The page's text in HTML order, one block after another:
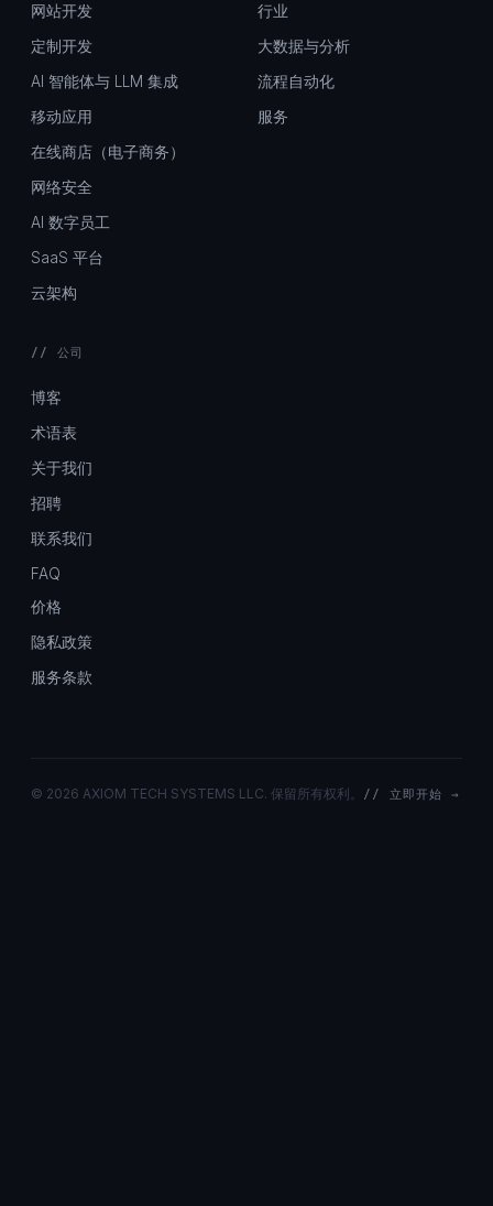
网站开发
定制开发
AI 智能体与 LLM 集成
移动应用
在线商店（电子商务）
网络安全
AI 数字员工
SaaS 平台
云架构
行业
大数据与分析
流程自动化
服务
// 公司
博客
术语表
关于我们
招聘
联系我们
FAQ
价格
隐私政策
服务条款
© 2026 AXIOM TECH SYSTEMS LLC. 保留所有权利。 // 立即开始 →